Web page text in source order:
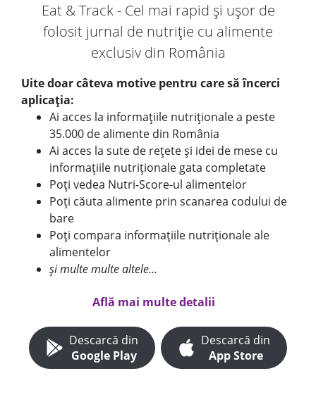
Eat & Track - Cel mai rapid și ușor de
folosit jurnal de nutriție cu alimente
exclusiv din România
Uite doar câteva motive pentru care să încerci
aplicația:
Ai acces la informațiile nutriționale a peste
35.000 de alimente din România
Ai acces la sute de rețete și idei de mese cu
informațiile nutriționale gata completate
Poți vedea Nutri-Score-ul alimentelor
Poți căuta alimente prin scanarea codului de
bare
Poți compara informațiile nutriționale ale
alimentelor
și multe multe altele...
Află mai multe detalii
Descarcă din
Google Play
Descarcă din
App Store